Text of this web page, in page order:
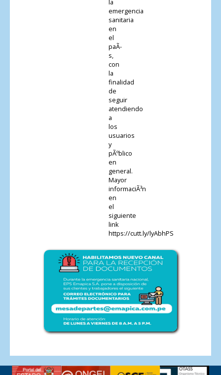
la
emergencia
sanitaria
en
el
paÃ­
s,
con
la
finalidad
de
seguir
atendiendo
a
los
usuarios
y
pÃºblico
en
general.
Mayor
informaciÃ³n
en
el
siguiente
link
https://cutt.ly/lyAbhPS